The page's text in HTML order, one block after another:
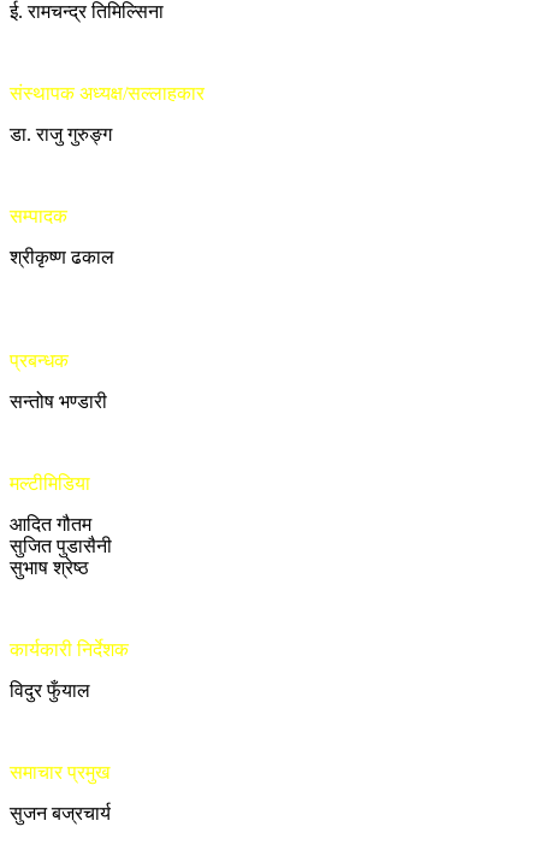
ई. रामचन्द्र तिमिल्सिना
संस्थापक अध्यक्ष/सल्लाहकार
डा. राजु गुरुङ्ग
सम्पादक
श्रीकृष्ण ढकाल
प्रबन्धक
सन्तोष भण्डारी
मल्टीमिडिया
आदित गौतम
सुजित पुडासैनी
सुभाष श्रेष्ठ
कार्यकारी निर्देशक
विदुर फुँयाल
समाचार प्रमुख
सुजन बज्रचार्य